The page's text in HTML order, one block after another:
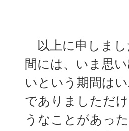
以上に申しまし
間には、いま思
いという期間は
でありましただ
うなことがあっ